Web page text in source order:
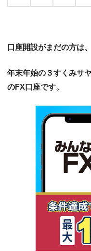
口座開設がまだの方は
年末年始の３すくみサ
のFX口座です。